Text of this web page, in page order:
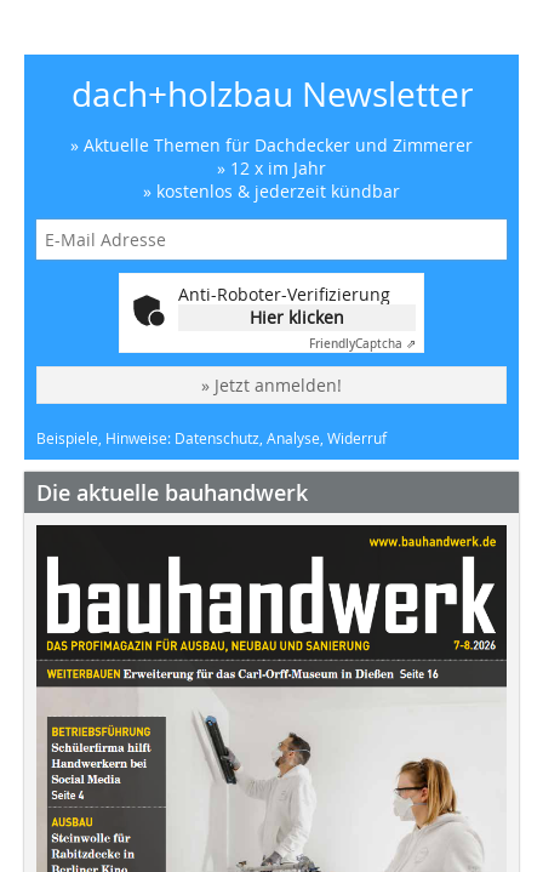
dach+holzbau Newsletter
» Aktuelle Themen für Dachdecker und Zimmerer
» 12 x im Jahr
» kostenlos & jederzeit kündbar
Anti-Roboter-Verifizierung
Hier klicken
FriendlyCaptcha ⇗
» Jetzt anmelden!
Beispiele, Hinweise: Datenschutz, Analyse, Widerruf
Die aktuelle bauhandwerk